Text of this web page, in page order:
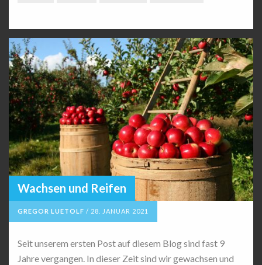
Wachsen und Reifen
GREGOR LUETOLF / 28. JANUAR 2021
Seit unserem ersten Post auf diesem Blog sind fast 9
Jahre vergangen. In dieser Zeit sind wir gewachsen und